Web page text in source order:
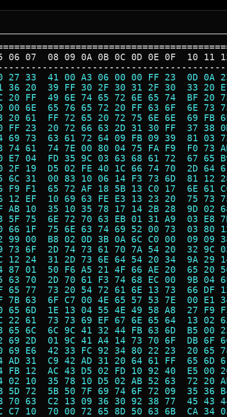
06 07  08 09 0A 0B 0C 0D 0E 0F  10 11
27 33  41 00 A3 06 00 00 FF 23  0D
36 20  39 FF 30 2F 30 31 2F 30  33
20 FF  49 6E 74 65 72 6E 65 74  BF
00 6E  65 76 65 72 20 FF 63 6F  6E
20 61  FF 72 65 20 72 75 6E 6E  69
FF 23  20 72 66 63 2D 31 30 FF  37
69 73  63 61 72 64 09 FB 09 39  81
74 61  74 7E 00 80 04 75 FA F9  F0
E7 04  FD 35 9C 03 63 68 61 72  67
2F 19  D5 02 FE 40 1C 66 74 70  2D
6C 31  00 83 10 06 14 F3 73 6D  81
F9 F1  65 72 AF 18 5B 13 C0 17  6E
12 EF  10 69 63 FE E3 13 23 20  75
AB 10  35 10 35 78 17 14 2B 28  9D
5F 75  6E 72 70 63 EB 01 31 A9  03
66 1F  75 6E 63 74 69 52 00 73  03
99 00  B8 02 0D 3B 0A 6C C0 00  09
73 6F  2D 74 73 61 70 7A 54 20  32
12 24  31 2D 73 6E 64 54 20 34  9A
87 01  50 F6 A5 21 4F 66 AE 20  65
63 70  2D 70 61 F3 74 68 EC 00  9B
65 77  73 20 54 72 61 6E 13 73  66
7B 63  6F C7 00 4E 65 57 53 7E  00
65 6D  1E 13 04 55 4E 49 58 A8  27
22 61  73 73 69 EF 67 6E 65 64  13
65 6C  6C 9C 41 32 44 FB 63 6D  B5
69 2D  01 9C 41 A4 14 73 70 6F  DB
69 E6  42 33 FC 92 34 80 22 23  20
AD 31  C9 42 AD 31 20 64 61 FF  65
FB 12  AC 43 D5 02 FD 10 92 40  E5
02 10  35 78 10 D5 02 AB 52 63  72
5D 72  5B 50 7F 69 74 6F 72 09  35
70 63  C2 13 09 36 30 92 38 77  45
76 6C C7 10  70 00 72 65